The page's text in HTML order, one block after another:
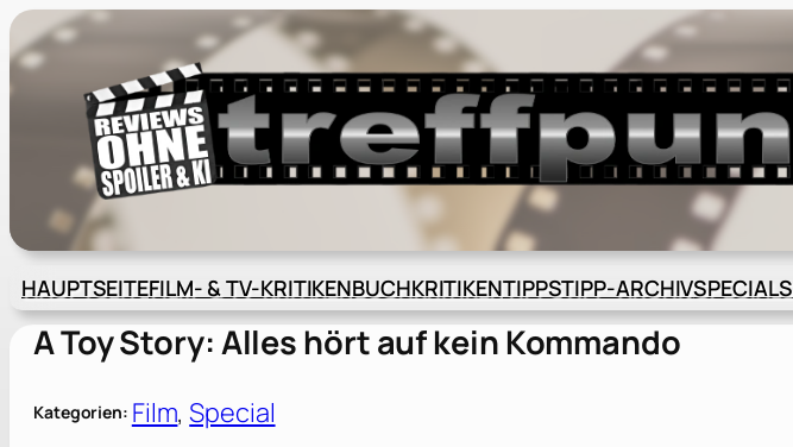
Zum
Inhalt
springen
HAUPTSEITEFILM- & TV-KRITIKENBUCHKRITIKENTIPPSTIPP-ARCHIVSPECIALS
A Toy Story: Alles hört auf kein Kommando
Kategorien: Film, Special